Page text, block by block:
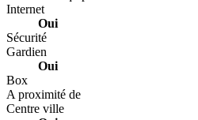
Internet
Oui
Sécurité
Gardien
Oui
Box
A proximité de
Centre ville